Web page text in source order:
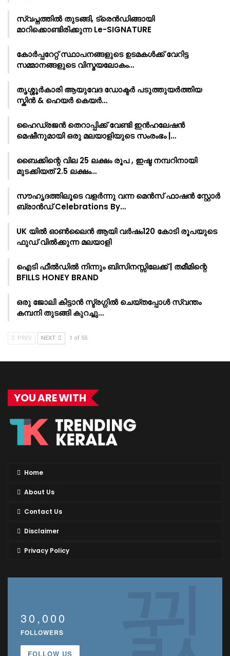
സ്വപ്നത്തിൽ തുടങ്ങി, ട്രെൻഡിങ്ങായി
മാറിക്കൊണ്ടിരിക്കുന്ന Le-SIGNATURE
കോർപ്പറേറ്റ് സ്ഥാപനങ്ങളുടെ ഉടമകൾക്ക് വേറിട്ട
സമ്മാനങ്ങളുടെ വിസ്മയലോകം…
തൃശ്ശൂർകാരി ആയുവേദ ഡോക്ടർ പടുത്തുയർത്തിയ
സ്കിൻ & ഹെയർ കെയർ…
ഹൈഡ്രജൻ തെറാപ്പിക്ക് വേണ്ടി ഇൻഹലേഷൻ
മെഷീനുമായി ഒരു മലയാളിയുടെ സംരംഭം |…
ബൈക്കിന്റെ വില 25 ലക്ഷം രൂപ , ഇഷ്ട നമ്പറിനായി
മുടക്കിയത് 2.5 ലക്ഷം…
സൗഹൃദത്തിലൂടെ വളർന്നു വന്ന മെൻസ് ഫാഷൻ സ്റ്റോർ
ബ്രാൻഡ് Celebrations By…
UK യിൽ ഓൺലൈൻ ആയി വർഷം120 കോടി രൂപയുടെ
ഫുഡ് വിൽക്കുന്ന മലയാളി
ഐടി ഫീൽഡിൽ നിന്നും ബിസിനസ്സിലേക്ക് | തമീമിന്റെ
BFILLS HONEY BRAND
ഒരു ജോലി കിട്ടാൻ സ്ട്രഗ്ഗിൽ ചെയ്തപ്പോൾ സ്വന്തം
കമ്പനി തുടങ്ങി കുറച്ചു…
PREV NEXT 1 of 55
YOU ARE WITH
Home
About Us
Contact Us
Disclaimer
Privacy Policy
30,000
FOLLOWERS
FOLLOW US